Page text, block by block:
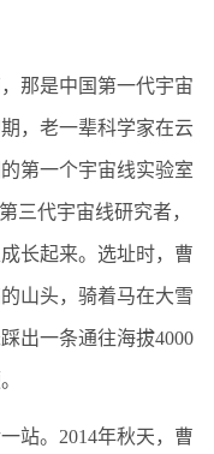
那是中国第一代宇宙
，老一辈科学家在云
第一个宇宙线实验室
代宇宙线研究者，
长起来。选址时，曹
山头，骑着马在大雪
出一条通往海拔4000
。2014年秋天，曹